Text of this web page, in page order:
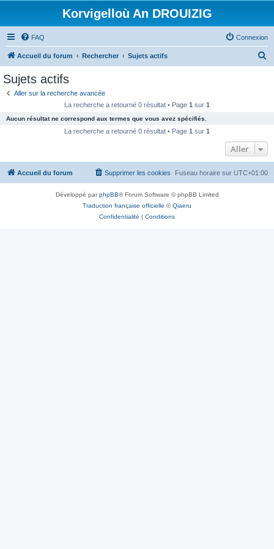
Korvigelloù An DROUIZIG
FAQ Connexion
Accueil du forum Rechercher Sujets actifs
c
e
Sujets actifs
Aller sur la recherche avancée
La recherche a retourné 0 résultat • Page 1 sur 1
Aucun résultat ne correspond aux termes que vous avez spécifiés.
La recherche a retourné 0 résultat • Page 1 sur 1
Aller
Accueil du forum Fuseau horaire sur UTC+01:00
Supprimer les cookies
Développé parphpBB® Forum Software © phpBB Limited
Traduction française officielle ©Qiaeru
Confidentialité | Conditions